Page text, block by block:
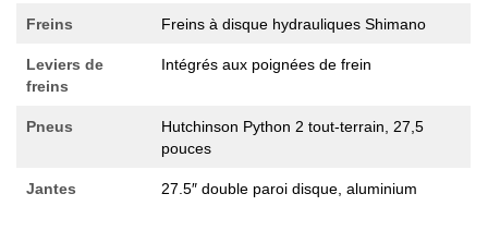
Freins Freins à disque hydrauliques Shimano
Leviers de
freins
Intégrés aux poignées de frein
Pneus
Hutchinson Python 2 tout-terrain, 27,5
pouces
Jantes 27.5″ double paroi disque, aluminium